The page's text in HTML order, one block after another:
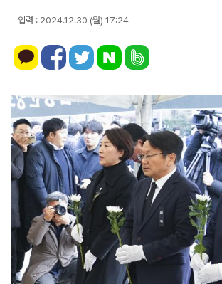
입력 : 2024.12.30 (월) 17:24